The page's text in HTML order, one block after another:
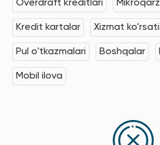
Overdraft kreditlari
Kredit kartalar Xizmat
Pul o'tkazmalari Boshqalar
Mobil ilova